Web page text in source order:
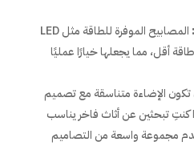
المصابيح الموفرة للطاقة مثل LED
أقل، مما يجعلها خيارًا عمليًا
الإضاءة متناسقة مع تصميم
كنتِ تبحثين عن أثاث فاخر يناسب
مجموعة واسعة من التصاميم